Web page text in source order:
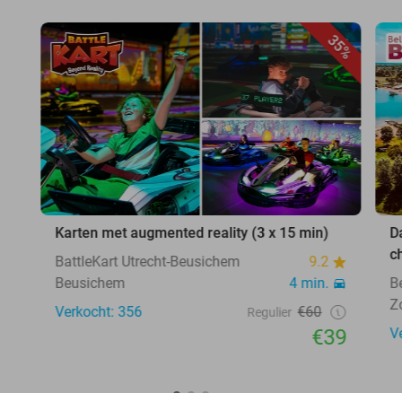
35%
Karten met augmented reality (3 x 15 min)
BattleKart Utrecht-Beusichem
9.2
Beusichem
4 min.
Verkocht: 356
Regulier €60
€39